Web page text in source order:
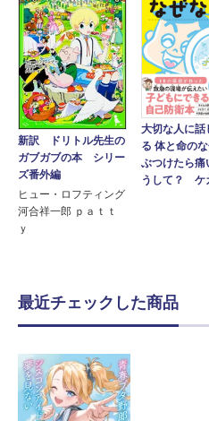
新訳 ドリトル先生の
ガブガブの本 シリー
ズ番外編
ヒュー・ロフティング
河合祥一郎 ｐａｔｔ
ｙ
大切な人に話
る 体と命の
ぶつけたら痛
うして？ ケ
最近チェックした商品